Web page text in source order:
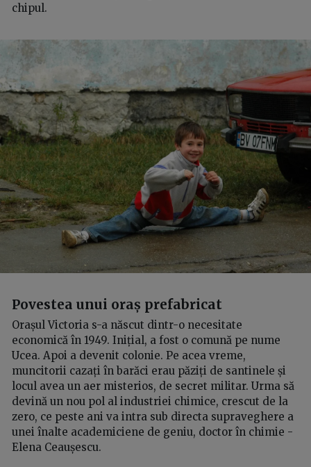
chipul.
Povestea unui oraș prefabricat
Orașul Victoria s-a născut dintr-o necesitate
economică în 1949. Inițial, a fost o comună pe nume
Ucea. Apoi a devenit colonie. Pe acea vreme,
muncitorii cazați în barăci erau păziți de santinele și
locul avea un aer misterios, de secret militar. Urma să
devină un nou pol al industriei chimice, crescut de la
zero, ce peste ani va intra sub directa supraveghere a
unei înalte academiciene de geniu, doctor în chimie -
Elena Ceaușescu.